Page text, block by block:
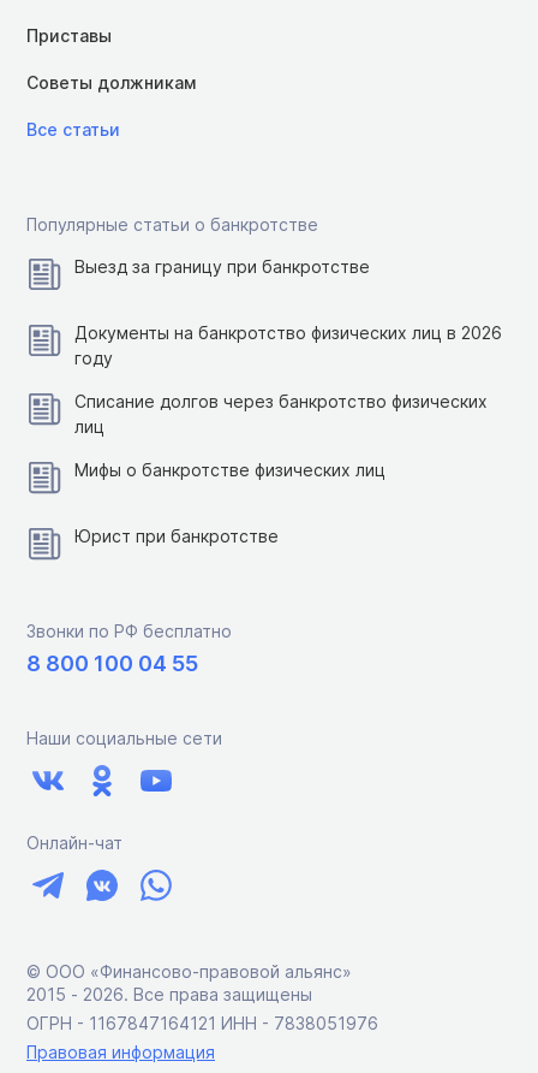
Приставы
Советы должникам
Все статьи
Популярные статьи о банкротстве
Выезд за границу при банкротстве
Документы на банкротство физических лиц в 2026
году
Списание долгов через банкротство физических
лиц
Мифы о банкротстве физических лиц
Юрист при банкротстве
Звонки по РФ бесплатно
8 800 100 04 55
Наши социальные сети
Онлайн-чат
© ООО «Финансово-правовой альянс»
2015 ‑ 2026. Все права защищены
ОГРН - 1167847164121 ИНН - 7838051976
Правовая информация